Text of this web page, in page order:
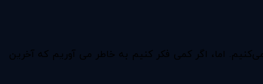
اما، اگر کمی فکر کنیم به خاطر می آوریم که آخرین